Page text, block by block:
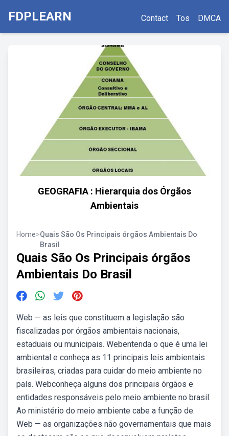
FDPLEARN Contact Tos DMCA
GEOGRAFIA : Hierarquia dos Órgãos
Ambientais
Home>Quais São Os Principais órgãos Ambientais Do
Brasil
Quais São Os Principais órgãos
Ambientais Do Brasil
Web — as leis que constituem a legislação são
fiscalizadas por órgãos ambientais nacionais,
estaduais ou municipais. Webentenda o que é uma lei
ambiental e conheça as 11 principais leis ambientais
brasileiras, criadas para cuidar do meio ambiente no
país. Webconheça alguns dos principais órgãos e
entidades responsáveis pelo meio ambiente no brasil.
Ao ministério do meio ambiente cabe a função de.
Web — as organizações não governamentais que mais